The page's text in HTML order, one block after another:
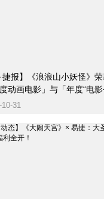
·捷报】《浪浪山小妖怪》
度动画电影」与「年度“电影
」两项大奖
31